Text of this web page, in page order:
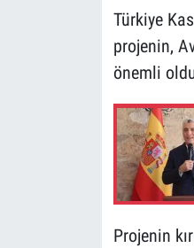
Türkiye
projenin,
önemli
Projenin